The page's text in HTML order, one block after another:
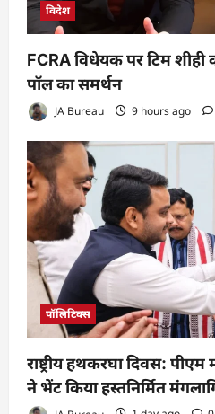
विदेश
FCRA विधेयक पर टिम शीही
पॉल का समर्थन
JA Bureau 9 hours ago
पॉलिटिक्स
राष्ट्रीय हथकरघा दिवस:
ने भेंट किया हस्तनिर्मित